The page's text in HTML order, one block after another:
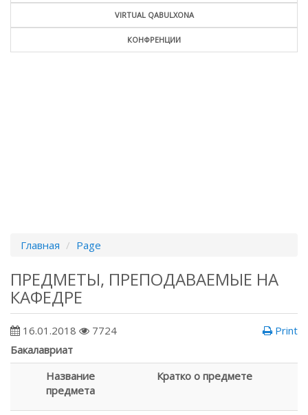
VIRTUAL QABULXONA
КОНФРЕНЦИИ
Главная Page
ПРЕДМЕТЫ, ПРЕПОДАВАЕМЫЕ НА
КАФЕДРЕ
16.01.2018 7724
Print
Бакалавриат
Название
предмета
Кратко о предмете